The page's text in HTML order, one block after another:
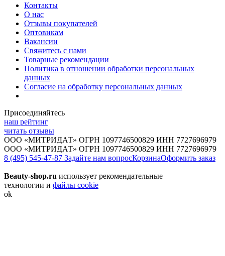
Контакты
О нас
Отзывы покупателей
Оптовикам
Вакансии
Свяжитесь с нами
Товарные рекомендации
Политика в отношении обработки персональных
данных
Согласие на обработку персональных данных
Присоединяйтесь
наш рейтинг
читать отзывы
ООО «МИТРИДАТ» ОГРН 1097746500829 ИНН 7727696979
ООО «МИТРИДАТ» ОГРН 1097746500829 ИНН 7727696979
8 (495) 545-47-87 Задайте нам вопросКорзинаОформить заказ
Beauty-shop.ru использует рекомендательные
технологии и файлы cookie
ok